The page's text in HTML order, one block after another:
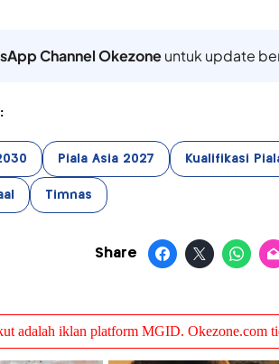
Channel Okezoneuntuk update
Piala Asia 2027 Kualifikasi
Timnas
Share